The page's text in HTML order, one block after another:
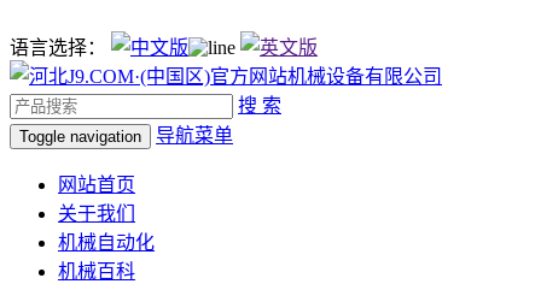
语言选择：
搜 索
Toggle navigation 导航菜单
网站首页
关于我们
机械自动化
机械百科